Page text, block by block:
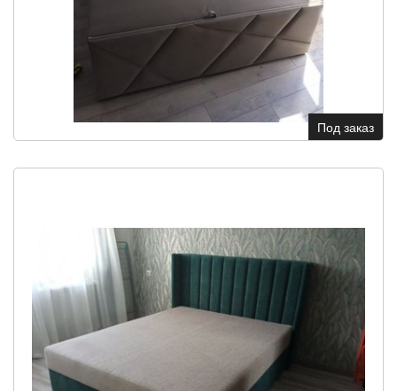
Под заказ